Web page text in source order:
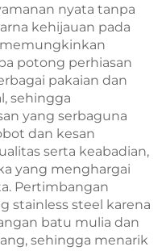
nyata tanpa
kehijauan pada
potong perhiasan
pakaian dan
sehingga
yang serbaguna
dan kesan
serta keabadian,
yang menghargai
Pertimbangan
stainless steel karena
batu mulia dan
sehingga menarik